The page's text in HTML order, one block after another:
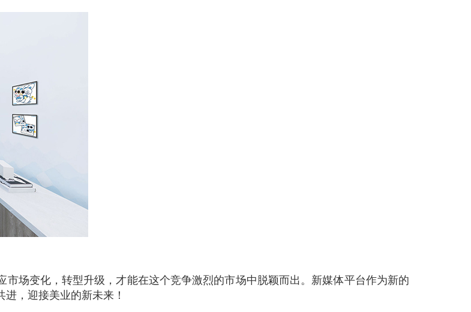
场变化，转型升级，才能在这个竞争激烈的市场中脱颖而出。新媒体平台作为新的
，迎接美业的新未来！